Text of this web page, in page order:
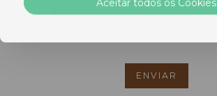
Aceitar todos os Cookies